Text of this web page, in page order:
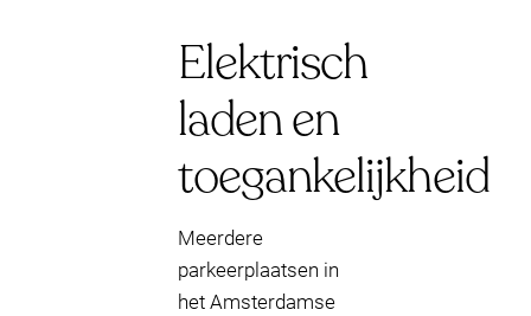
Elektrisch
laden en
toegankelijkheid
Meerdere
parkeerplaatsen in
het Amsterdamse